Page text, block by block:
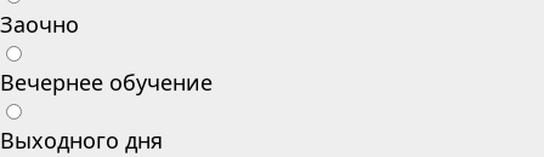
Заочно
Вечернее обучение
Выходного дня